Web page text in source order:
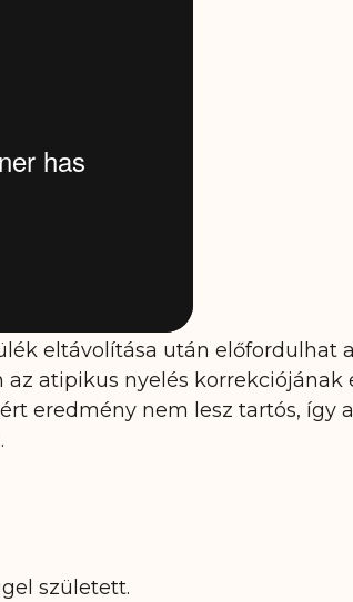
eltávolítása után előfordulhat
atipikus nyelés korrekciójának
eredmény nem lesz tartós, így
született.